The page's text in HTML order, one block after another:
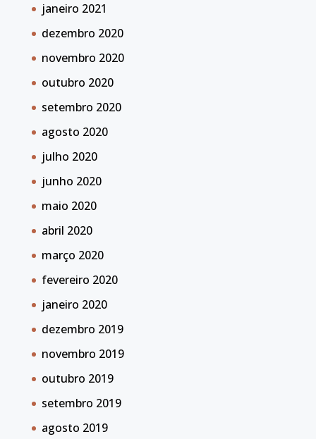
janeiro 2021
dezembro 2020
novembro 2020
outubro 2020
setembro 2020
agosto 2020
julho 2020
junho 2020
maio 2020
abril 2020
março 2020
fevereiro 2020
janeiro 2020
dezembro 2019
novembro 2019
outubro 2019
setembro 2019
agosto 2019